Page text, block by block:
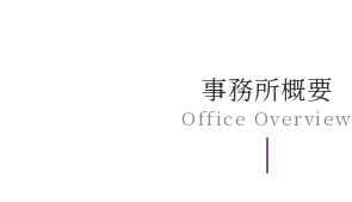
事務所概要
Office Overview